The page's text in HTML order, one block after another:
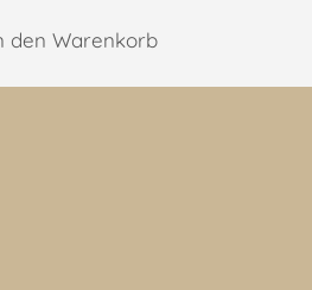
den Warenkorb